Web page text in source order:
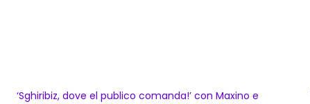
‘Sghiribiz, dove el publico comanda!’ con Maxino e